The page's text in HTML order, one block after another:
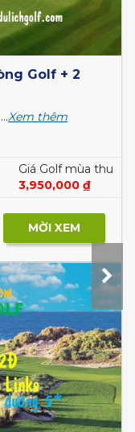
Golf + 2
Xem thêm
Giá Golf mùa thu
3,950,000 ₫
MỜI XEM